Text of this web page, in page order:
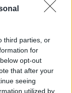
third parties, or
for
opt-out
that after your
seeing
utilized by
csúcsmodelljeit,
dizájnereket, ipari
a kocsivállalat
őrült
lerí a kocsivállalat